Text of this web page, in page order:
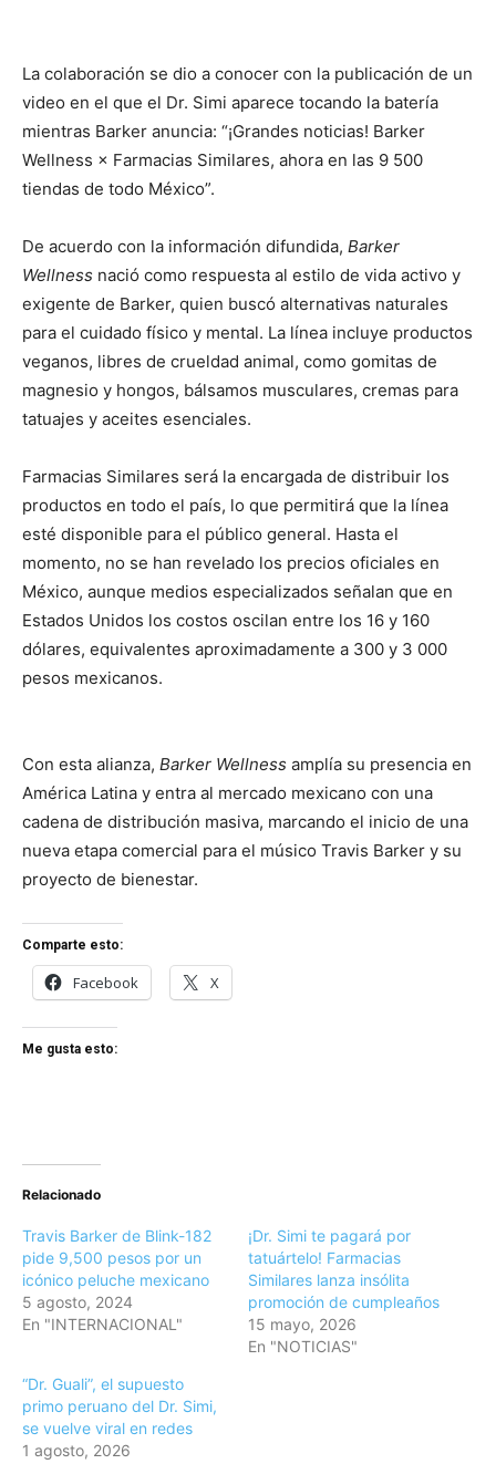
La colaboración se dio a conocer con la publicación de un
video en el que el Dr. Simi aparece tocando la batería
mientras Barker anuncia: “¡Grandes noticias! Barker
Wellness × Farmacias Similares, ahora en las 9 500
tiendas de todo México”.
De acuerdo con la información difundida, Barker
Wellness nació como respuesta al estilo de vida activo y
exigente de Barker, quien buscó alternativas naturales
para el cuidado físico y mental. La línea incluye productos
veganos, libres de crueldad animal, como gomitas de
magnesio y hongos, bálsamos musculares, cremas para
tatuajes y aceites esenciales.
Farmacias Similares será la encargada de distribuir los
productos en todo el país, lo que permitirá que la línea
esté disponible para el público general. Hasta el
momento, no se han revelado los precios oficiales en
México, aunque medios especializados señalan que en
Estados Unidos los costos oscilan entre los 16 y 160
dólares, equivalentes aproximadamente a 300 y 3 000
pesos mexicanos.
Con esta alianza, Barker Wellness amplía su presencia en
América Latina y entra al mercado mexicano con una
cadena de distribución masiva, marcando el inicio de una
nueva etapa comercial para el músico Travis Barker y su
proyecto de bienestar.
Comparte esto:
Facebook X
Me gusta esto:
Relacionado
Travis Barker de Blink-182
pide 9,500 pesos por un
icónico peluche mexicano
5 agosto, 2024
En "INTERNACIONAL"
¡Dr. Simi te pagará por
tatuártelo! Farmacias
Similares lanza insólita
promoción de cumpleaños
15 mayo, 2026
En "NOTICIAS"
“Dr. Guali”, el supuesto
primo peruano del Dr. Simi,
se vuelve viral en redes
1 agosto, 2026